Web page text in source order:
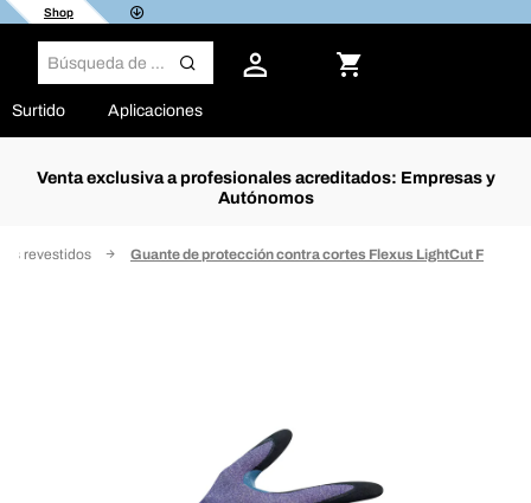
Shop
Surtido Aplicaciones
Venta exclusiva a profesionales acreditados: Empresas y
Autónomos
revestidos Guante de protección contra cortes Flexus LightCut F